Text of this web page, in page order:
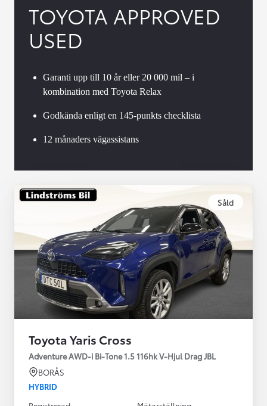
TOYOTA APPROVED
USED
Garanti upp till 10 år eller 20 000 mil – i
kombination med Toyota Relax
Godkända enligt en 145-punkts checklista
12 månaders vägassistans
Såld
Toyota Yaris Cross
Adventure AWD-i Bi-Tone 1.5 116hk V-Hjul Drag JBL
BORÅS
HYBRID